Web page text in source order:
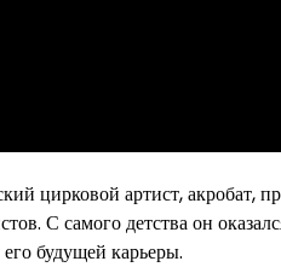
цирковой артист, акробат,
С самого детства он
будущей карьеры.